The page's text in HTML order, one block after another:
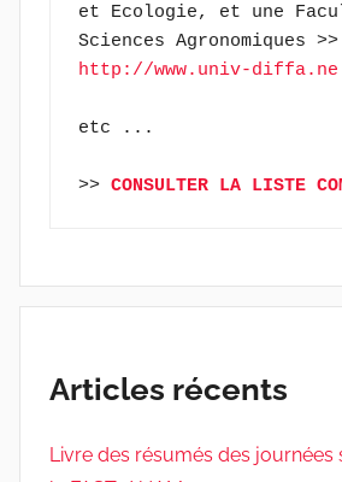
et Ecologie, et une
Sciences Agronomiques >>
http://www.univ-diffa.ne
etc ...
>> CONSULTER LA LISTE
Articles récents
Livre des résumés des journées